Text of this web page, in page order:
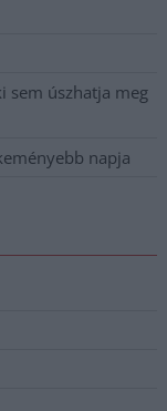
sem úszhatja meg
napja